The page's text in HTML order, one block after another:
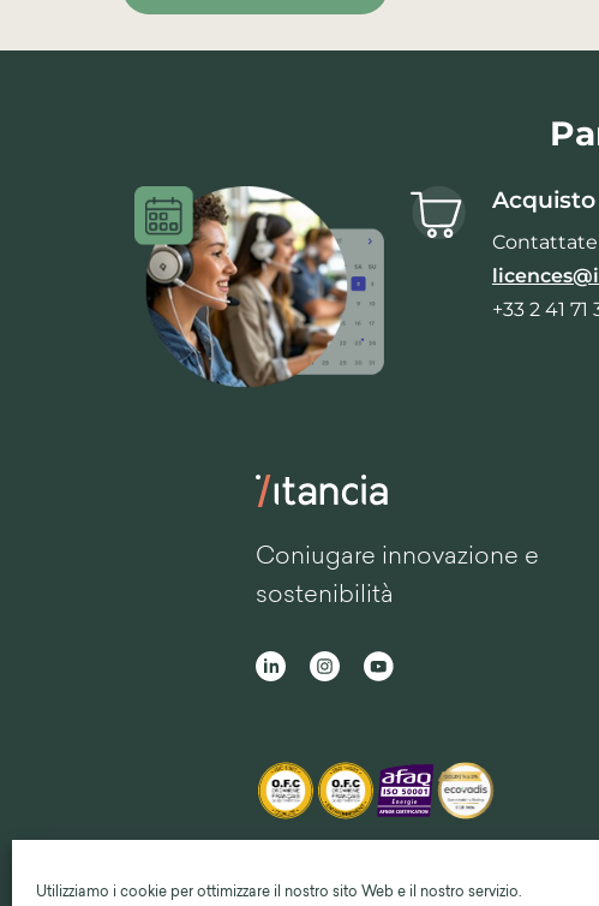
Utilizziamo i cookie per ottimizzare il nostro sito Web e il nostro servizio.
+33 2 41 71
Coniugare innovazione e
sostenibilità